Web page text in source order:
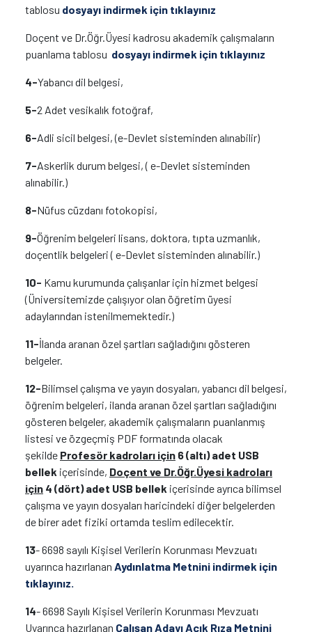
tablosu dosyayı indirmek için tıklayınız
Doçent ve Dr.Öğr.Üyesi kadrosu akademik çalışmaların
puanlama tablosu dosyayı indirmek için tıklayınız
4-Yabancı dil belgesi,
5-2 Adet vesikalık fotoğraf,
6-Adli sicil belgesi, (e-Devlet sisteminden alınabilir)
7-Askerlik durum belgesi, ( e-Devlet sisteminden
alınabilir.)
8-Nüfus cüzdanı fotokopisi,
9-Öğrenim belgeleri lisans, doktora, tıpta uzmanlık,
doçentlik belgeleri ( e-Devlet sisteminden alınabilir.)
10- Kamu kurumunda çalışanlar için hizmet belgesi
(Üniversitemizde çalışıyor olan öğretim üyesi
adaylarından istenilmemektedir.)
11-İlanda aranan özel şartları sağladığını gösteren
belgeler.
12-Bilimsel çalışma ve yayın dosyaları, yabancı dil belgesi,
öğrenim belgeleri, ilanda aranan özel şartları sağladığını
gösteren belgeler, akademik çalışmaların puanlanmış
listesi ve özgeçmiş PDF formatında olacak
şekilde Profesör kadroları için 6 (altı) adet USB
bellek içerisinde, Doçent ve Dr.Öğr.Üyesi kadroları
için 4 (dört) adet USB bellek içerisinde ayrıca bilimsel
çalışma ve yayın dosyaları haricindeki diğer belgelerden
de birer adet fiziki ortamda teslim edilecektir.
13- 6698 sayılı Kişisel Verilerin Korunması Mevzuatı
uyarınca hazırlanan Aydınlatma Metnini indirmek için
tıklayınız.
14- 6698 Sayılı Kişisel Verilerin Korunması Mevzuatı
Uyarınca hazırlanan Çalışan Adayı Açık Rıza Metnini